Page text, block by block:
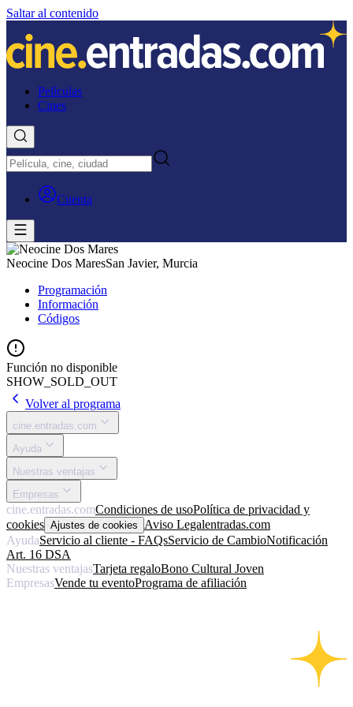
Saltar al contenido
Películas
Cines
Cuenta
Neocine Dos MaresSan Javier, Murcia
Programación
Información
Códigos
Función no disponible
SHOW_SOLD_OUT
Volver al programa
cine.entradas.com
Ayuda
Nuestras ventajas
Empresas
cine.entradas.comCondiciones de usoPolítica de privacidad y
cookies Ajustes de cookies Aviso Legalentradas.com
AyudaServicio al cliente - FAQsServicio de CambioNotificación
Art. 16 DSA
Nuestras ventajasTarjeta regaloBono Cultural Joven
EmpresasVende tu eventoPrograma de afiliación